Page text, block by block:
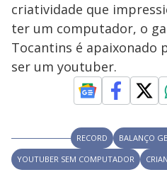
criatividade que
ter um computador, o
Tocantins é apaixonado
ser um youtuber.
RECORD BALANÇO
YOUTUBER SEM COMPUTADOR